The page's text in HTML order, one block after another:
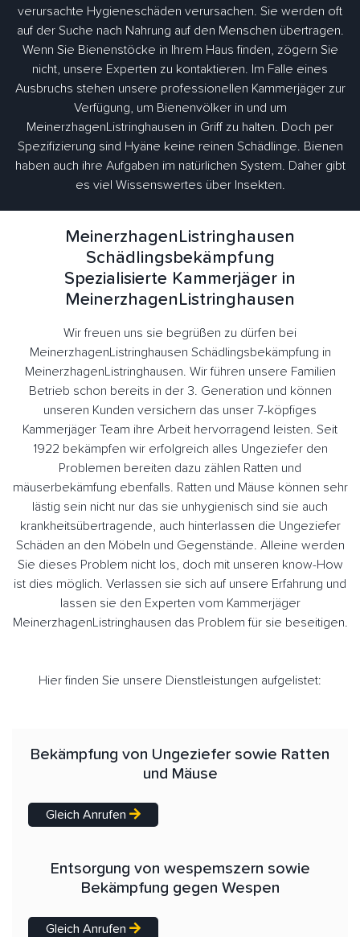
verursachte Hygieneschäden verursachen. Sie werden oft
auf der Suche nach Nahrung auf den Menschen übertragen.
Wenn Sie Bienenstöcke in Ihrem Haus finden, zögern Sie
nicht, unsere Experten zu kontaktieren. Im Falle eines
Ausbruchs stehen unsere professionellen Kammerjäger zur
Verfügung, um Bienenvölker in und um
MeinerzhagenListringhausen in Griff zu halten. Doch per
Spezifizierung sind Hyäne keine reinen Schädlinge. Bienen
haben auch ihre Aufgaben im natürlichen System. Daher gibt
es viel Wissenswertes über Insekten.
MeinerzhagenListringhausen
Schädlingsbekämpfung
Spezialisierte Kammerjäger in
MeinerzhagenListringhausen
Wir freuen uns sie begrüßen zu dürfen bei
MeinerzhagenListringhausen Schädlingsbekämpfung in
MeinerzhagenListringhausen. Wir führen unsere Familien
Betrieb schon bereits in der 3. Generation und können
unseren Kunden versichern das unser 7-köpfiges
Kammerjäger Team ihre Arbeit hervorragend leisten. Seit
1922 bekämpfen wir erfolgreich alles Ungeziefer den
Problemen bereiten dazu zählen Ratten und
mäuserbekämfung ebenfalls. Ratten und Mäuse können sehr
lästig sein nicht nur das sie unhygienisch sind sie auch
krankheitsübertragende, auch hinterlassen die Ungeziefer
Schäden an den Möbeln und Gegenstände. Alleine werden
Sie dieses Problem nicht los, doch mit unseren know-How
ist dies möglich. Verlassen sie sich auf unsere Erfahrung und
lassen sie den Experten vom Kammerjäger
MeinerzhagenListringhausen das Problem für sie beseitigen.
Hier finden Sie unsere Dienstleistungen aufgelistet:
Bekämpfung von Ungeziefer sowie Ratten
und Mäuse
Gleich Anrufen
Entsorgung von wespemszern sowie
Bekämpfung gegen Wespen
Gleich Anrufen